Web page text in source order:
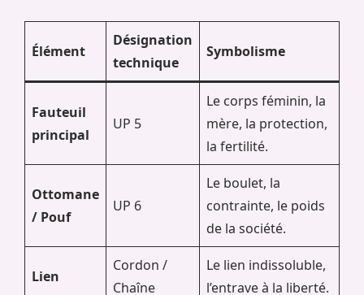
Élément
Désignation
technique
Symbolisme
Fauteuil
principal
UP 5
Le corps féminin, la
mère, la protection,
la fertilité.
Ottomane
/ Pouf
UP 6
Le boulet, la
contrainte, le poids
de la société.
Lien
Cordon /
Chaîne
Le lien indissoluble,
l’entrave à la liberté.